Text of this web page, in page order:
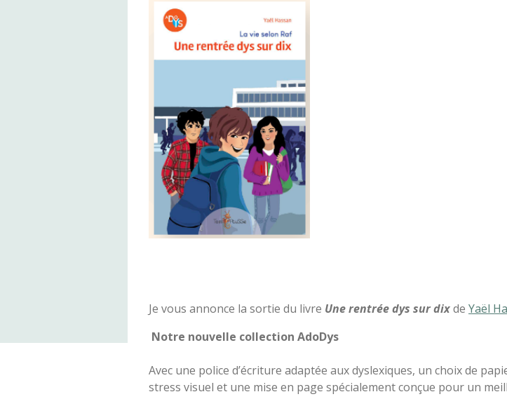
Je vous annonce la sortie du livre Une rentrée dys sur dixde Yaël
Notre nouvelle collection AdoDys
Avec une police d’écriture adaptée aux dyslexiques, un choix de
stress visuel et une mise en page spécialement conçue pour un